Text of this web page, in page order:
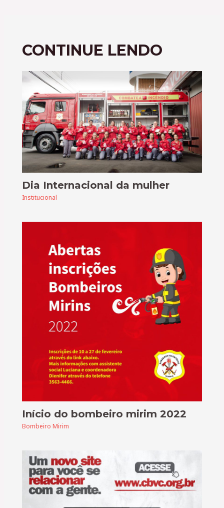
CONTINUE LENDO
Dia Internacional da mulher
Institucional
Início do bombeiro mirim 2022
Bombeiro Mirim